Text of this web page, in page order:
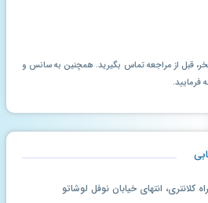
قبل از مراجعه تماس بگیرید. همچنین به سانس و
فرمایید.
کلانتری، انتهای خیابان نوفل لوشاتو